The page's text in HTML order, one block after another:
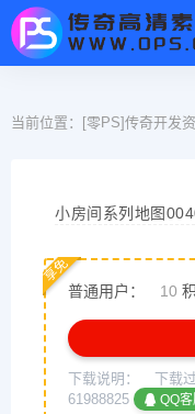
当前位置： [零PS]传奇开发
小房间系列地图
普通用户： 10
享免
下载说明：
下载
61988825
QQ